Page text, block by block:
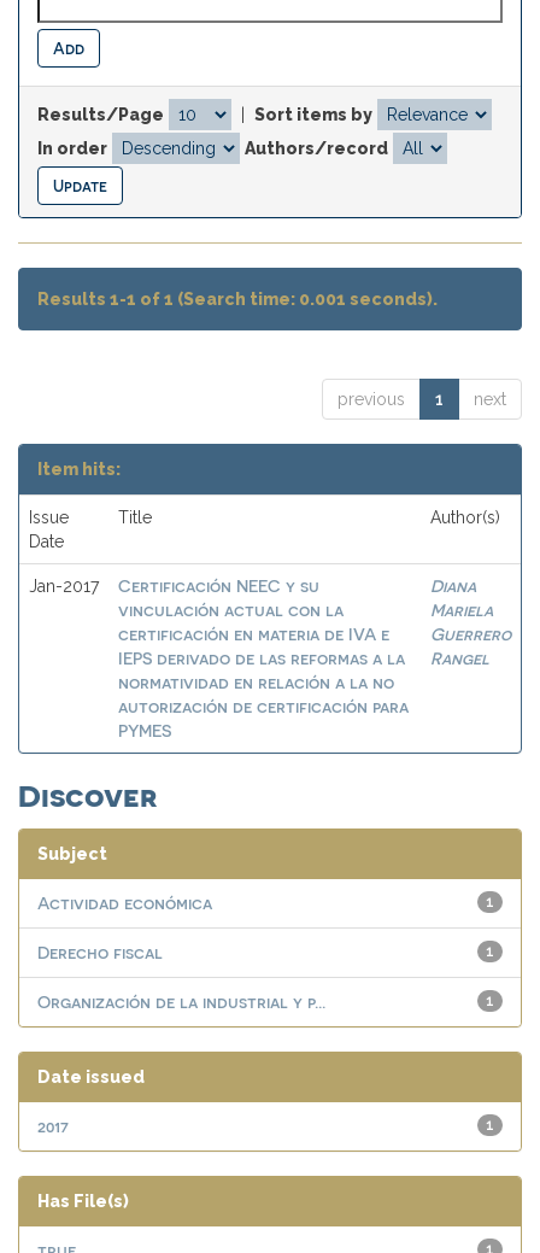
Results/Page
Sort items by
In order
Authors/record
Results 1-1 of 1 (Search time: 0.001 seconds).
previous 1 next
Item hits:
Issue
Date
Title Author(s)
Jan-2017
Certificación NEEC y su
vinculación actual con la
certificación en materia de IVA e
IEPS derivado de las reformas a la
normatividad en relación a la no
autorización de certificación para
PYMES
Diana
Mariela
Guerrero
Rangel
Discover
Subject
1
Actividad económica
1
Derecho fiscal
1
Organización de la industrial y p...
Date issued
1
2017
Has File(s)
1